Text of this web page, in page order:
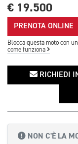
€ 19.500
PRENOTA ONLINE
Blocca questa moto con
come funziona
RICHIEDI
NON C'È LA